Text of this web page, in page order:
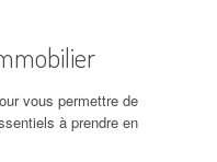
vous permettre de
à prendre en